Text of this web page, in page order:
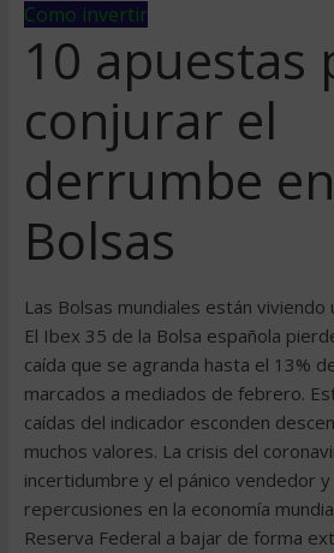
Como invertir
10 apuestas
conjurar el
derrumbe
Bolsas
Las Bolsas mundiales están viviendo
El Ibex 35 de la Bolsa española
caída que se agranda hasta el 13%
marcados a mediados de febrero.
caídas del indicador esconden
muchos valores. La crisis del
incertidumbre y el pánico vendedor y
repercusiones en la economía
Reserva Federal a bajar de forma